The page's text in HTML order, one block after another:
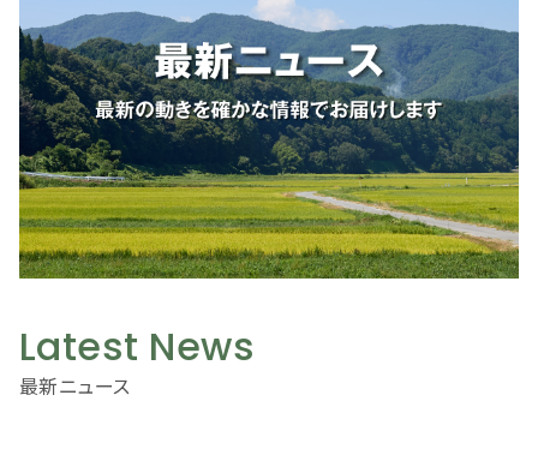
Latest News
最新ニュース